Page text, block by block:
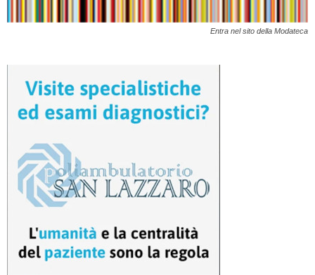
Entra nel sito della Modateca